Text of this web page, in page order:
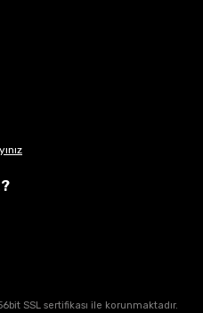
SSL sertifikası ile korunmaktadır.